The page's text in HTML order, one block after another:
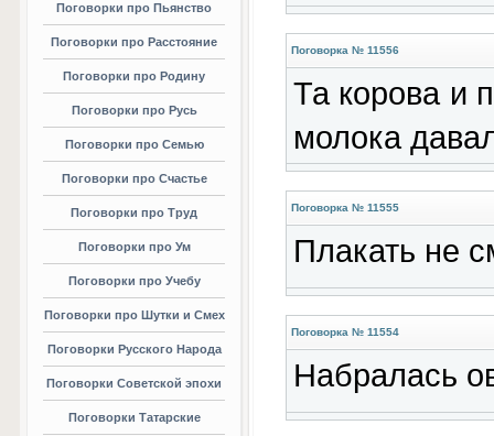
Поговорки про Пьянство
Поговорки про Расстояние
Поговорки про Родину
Поговорки про Русь
Поговорки про Семью
Поговорки про Счастье
Поговорки про Труд
Поговорки про Ум
Поговорки про Учебу
Поговорки про Шутки и Смех
Поговорки Русского Народа
Поговорки Советской эпохи
Поговорки Татарские
Поговорка № 11556
Та корова и
молока
Поговорка № 11555
Плакать не
Поговорка № 11554
Набралась